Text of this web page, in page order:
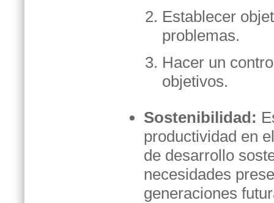
Establecer
problemas.
Hacer un
objetivos.
Sostenibilidad:
productividad en
de desarrollo
necesidades
generaciones